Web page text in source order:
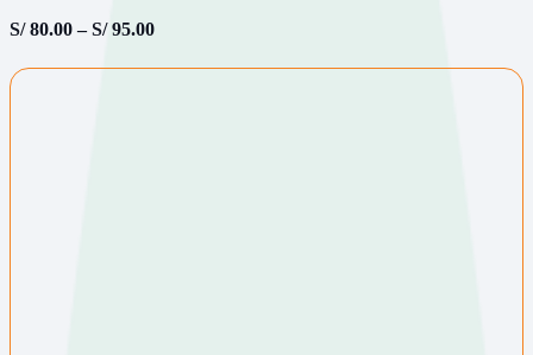
S/80.00–S/95.00